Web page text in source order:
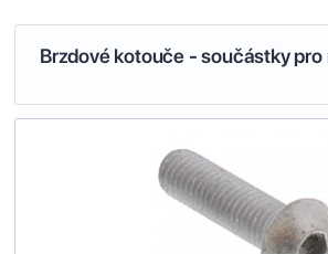
Brzdové kotouče - součástky pro